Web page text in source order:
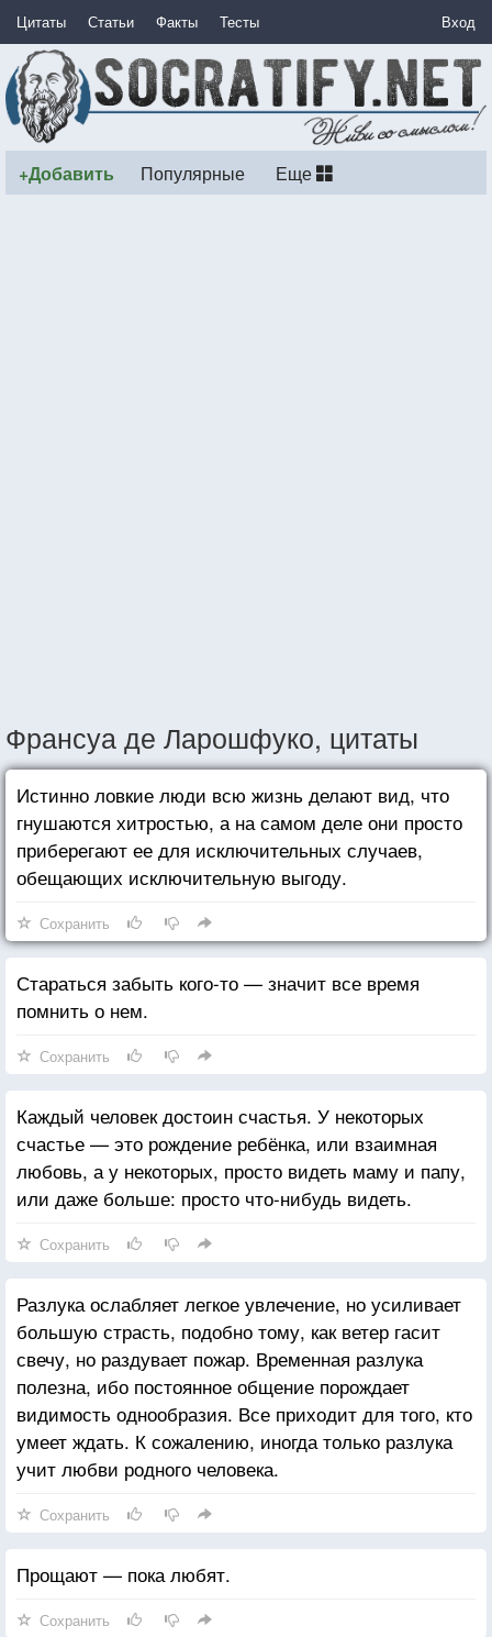
Цитаты Статьи Факты Тесты Вход
+Добавить Популярные Еще
Франсуа де Ларошфуко, цитаты
Истинно ловкие люди всю жизнь делают вид, что
гнушаются хитростью, а на самом деле они просто
приберегают ее для исключительных случаев,
обещающих исключительную выгоду.
Сохранить
Стараться забыть кого-то — значит все время
помнить о нем.
Сохранить
Каждый человек достоин счастья. У некоторых
счастье — это рождение ребёнка, или взаимная
любовь, а у некоторых, просто видеть маму и папу,
или даже больше: просто что-нибудь видеть.
Сохранить
Разлука ослабляет легкое увлечение, но усиливает
большую страсть, подобно тому, как ветер гасит
свечу, но раздувает пожар. Временная разлука
полезна, ибо постоянное общение порождает
видимость однообразия. Все приходит для того, кто
умеет ждать. К сожалению, иногда только разлука
учит любви родного человека.
Сохранить
Прощают — пока любят.
Сохранить